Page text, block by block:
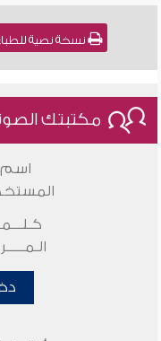
نسخة نصية
مكتبتك
اسم